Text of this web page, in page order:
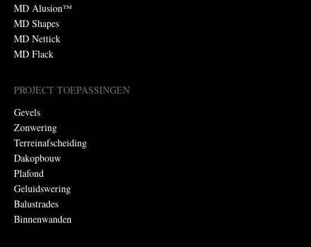
MD Alusion™
MD Shapes
MD Nettick
MD Flack
PROJECT TOEPASSINGEN
Gevels
Zonwering
Terreinafscheiding
Dakopbouw
Plafond
Geluidswering
Balustrades
Binnenwanden